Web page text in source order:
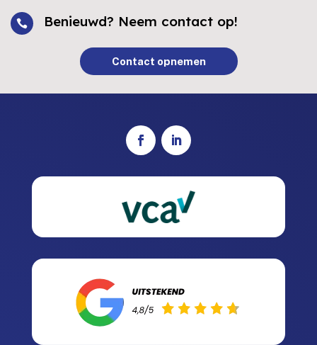
 Benieuwd? Neem contact op!
Contact opnemen